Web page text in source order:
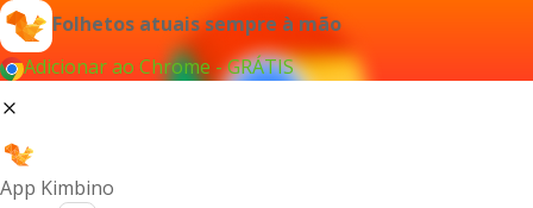
Folhetos atuais sempre à mão
Adicionar ao Chrome - GRÁTIS
App Kimbino